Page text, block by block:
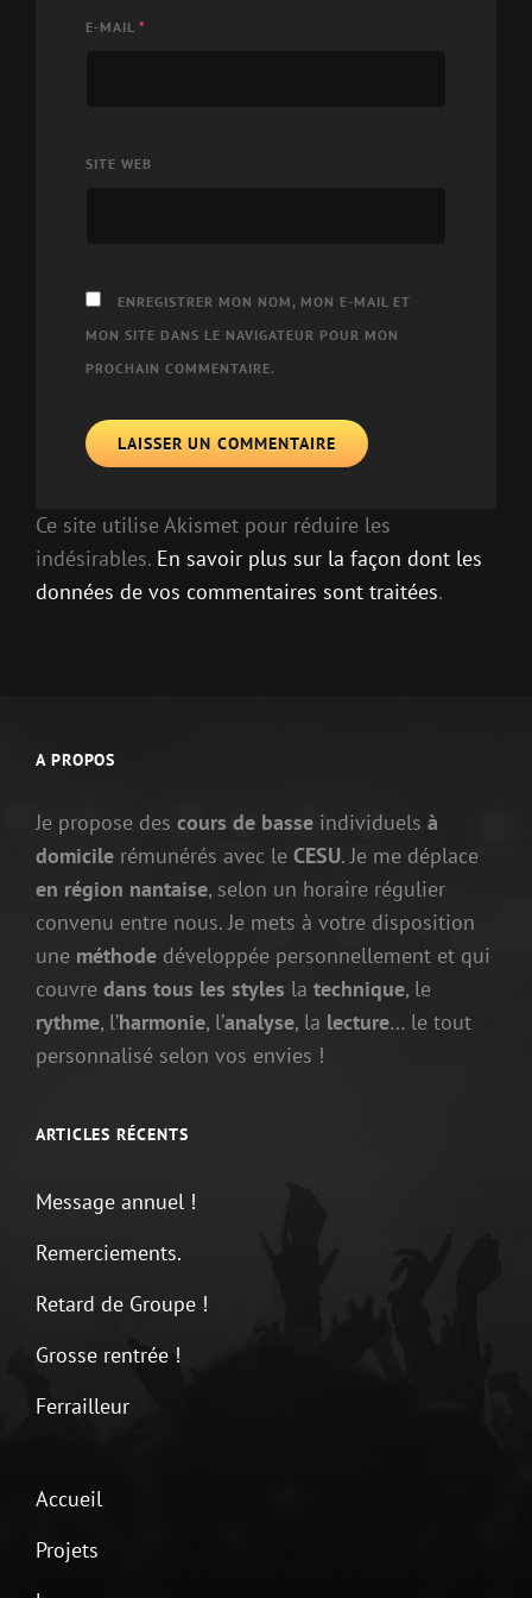
E-MAIL *
SITE WEB
ENREGISTRER MON NOM, MON E-MAIL ET
MON SITE DANS LE NAVIGATEUR POUR MON
PROCHAIN COMMENTAIRE.
Ce site utilise Akismet pour réduire les
indésirables. En savoir plus sur la façon dont les
données de vos commentaires sont traitées.
A PROPOS
Je propose des cours de basse individuels à
domicile rémunérés avec le CESU. Je me déplace
en région nantaise, selon un horaire régulier
convenu entre nous. Je mets à votre disposition
une méthode développée personnellement et qui
couvre dans tous les styles la technique, le
rythme, l’harmonie, l’analyse, la lecture… le tout
personnalisé selon vos envies !
ARTICLES RÉCENTS
Message annuel !
Remerciements.
Retard de Groupe !
Grosse rentrée !
Ferrailleur
Accueil
Projets